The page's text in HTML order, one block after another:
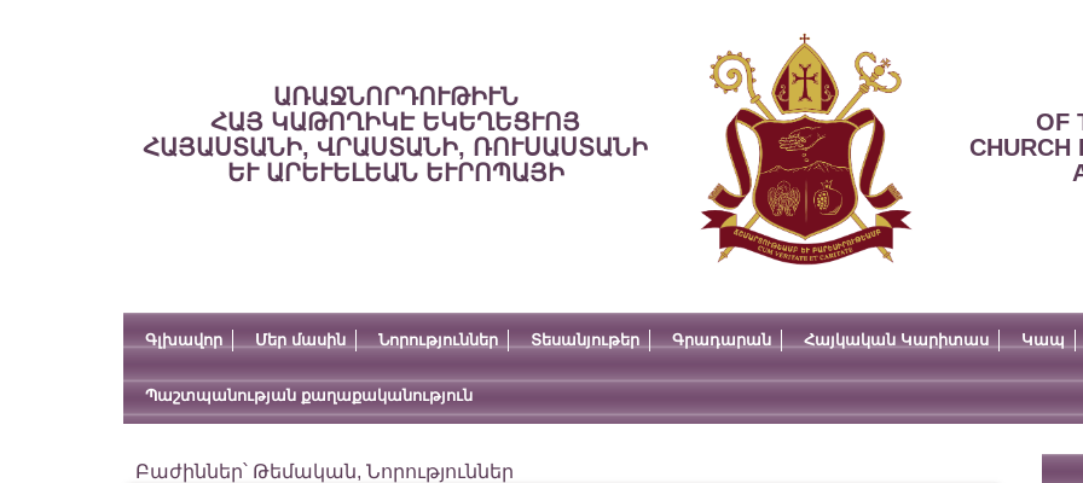
ԱՌԱՋՆՈՐԴՈՒԹԻՒՆ
ՀԱՅ ԿԱԹՈՂԻԿԷ ԵԿԵՂԵՑՒՈՅ
ՀԱՅԱՍՏԱՆԻ, ՎՐԱՍՏԱՆԻ, ՌՈՒՍԱՍՏԱՆԻ
ԵՒ ԱՐԵՒԵԼԵԱՆ ԵՒՐՈՊԱՅԻ
OF
CHURCH
Գլխավոր Մեր մասին Նորություններ Տեսանյութեր Գրադարան Հայկական Կարիտաս Կապ
Պաշտպանության քաղաքականություն
Բաժիններ՝ Թեմական, Նորություններ